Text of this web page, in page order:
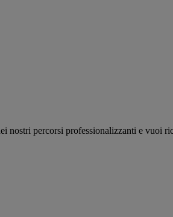
nostri percorsi professionalizzanti e